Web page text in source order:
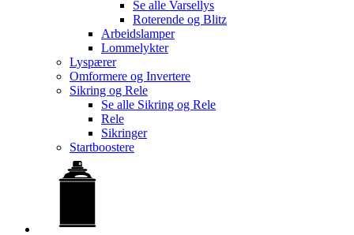
Se alle Varsellys
Roterende og Blitz
Arbeidslamper
Lommelykter
Lyspærer
Omformere og Invertere
Sikring og Rele
Se alle Sikring og Rele
Rele
Sikringer
Startboostere